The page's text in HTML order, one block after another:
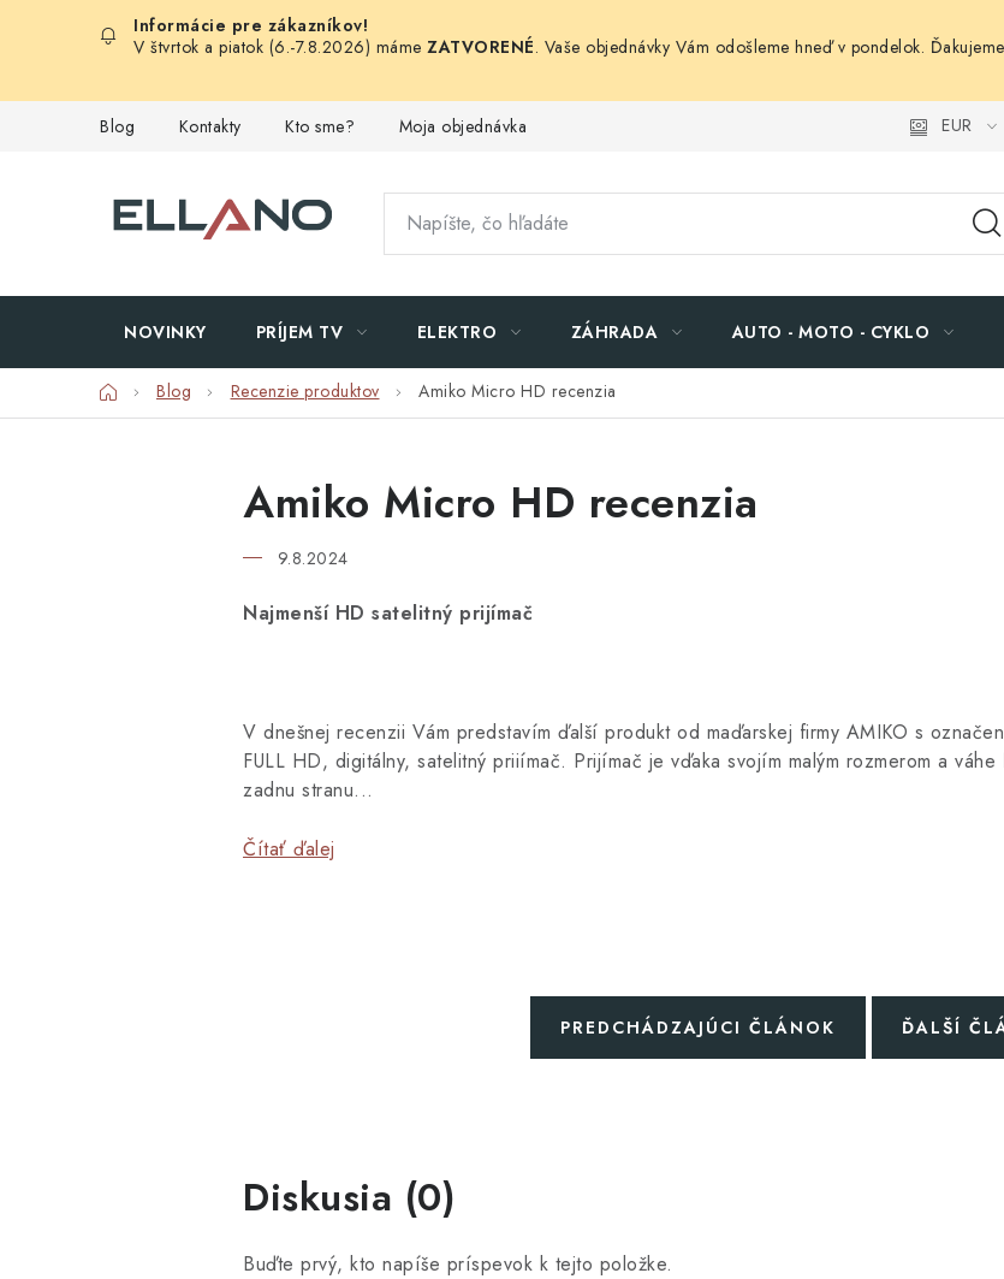
V štvrtok a piatok (6.-7.8.2026) máme ZATVORENÉ. Vaše objednávky Vám odošleme hneď v pondelok.
Blog Kontakty Kto sme? Moja objednávka EUR
NOVINKY PRÍJEM TV ELEKTRO ZÁHRADA AUTO - MOTO - CYKLO
DomovBlog Recenzie produktov Amiko Micro HD recenzia
Amiko Micro HD recenzia
9.8.2024
Najmenší HD satelitný prijímač
V dnešnej recenzii Vám predstavím ďalší produkt od maďarskej firmy AMIKO s
FULL HD, digitálny, satelitný priiímač. Prijímač je vďaka svojím malým rozmerom a
zadnu stranu...
Čítať ďalej
PREDCHÁDZAJÚCI ČLÁNOK ĎALŠÍ
Diskusia (0)
Buďte prvý, kto napíše príspevok k tejto položke.